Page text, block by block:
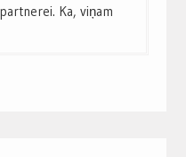
Ka, viņam